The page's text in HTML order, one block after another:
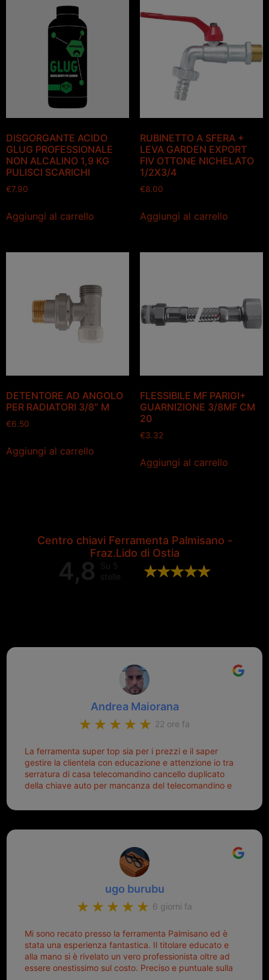
DISGORGANTE ACIDO
GLUG PROFESSIONALE
NON ALCALINO 1,9 KG
PULISCI SCARICHI
€7.90
Aggiungi al carrello
RUBINETTO A SFERA +
LEVA GARDEN EXPORT
FIV OTTONE NICHELATO
1/2X3/4
€8.00
Aggiungi al carrello
DETENTORE AD ANGOLO
PER RADIATORI 3/8″ M
€6.50
Aggiungi al carrello
FLESSIBILE MF PARIGI+
GUARNIZIONE 3/8MF CM
20
€3.32
Aggiungi al carrello
Centro chiavi Ferramenta Palmisano -
Fraz.Lido di Ostia
4,8
Su 5
stelle
Andrea Maiorana
22 ore fa
La ferramenta super top sia per i prezzi e il saper
gestire la clientela con educazione e attenzione io tra
serratura di casa telecomandino cancello duplicato
della chiave auto per mancanza del telecomandino e
meglio ferramenta de ostia e poi il prorietario il signor
ugo burubu
6 giorni fa
Mi sono recato presso la ferramenta Palmisano ed è
stata una esperienza fantastica. Il titolare educato e
alla mano si è rivelato un vero professionista oltre ad
essere onestissimo sul costo. Preciso e puntuale sulla